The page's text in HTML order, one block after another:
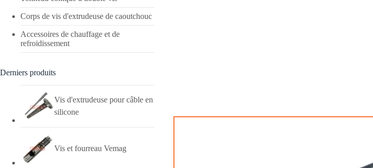
Corps de vis d'extrudeuse de caoutchouc
Accessoires de chauffage et de
refroidissement
Derniers produits
Vis d'extrudeuse pour câble en
silicone
Vis et fourreau Vemag